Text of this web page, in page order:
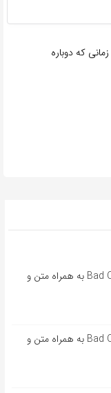
که دوباره
آهنگ انگلیسی Specter از Bad Omens به همراه متن و
آهنگ انگلیسی Impose از Bad Omens به همراه متن و